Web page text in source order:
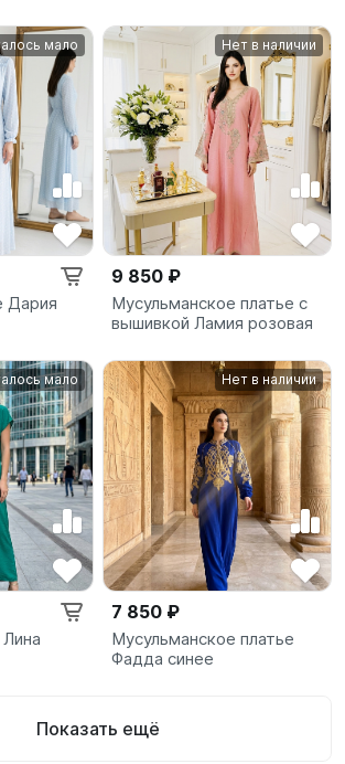
мало
Дария
Нет в наличии
9 850 ₽
Мусульманское платье с
вышивкой Ламия розовая
мало Нет в наличии
7 850 ₽
Мусульманское платье
Фадда синее
Показать ещё